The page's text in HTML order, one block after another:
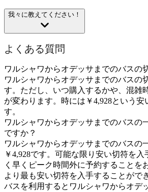
我々に教えてください！
よくある質問
ワルシャワからオデッサまでのバスの
ワルシャワからオデッサまでのバスの
す。ただし、いつ購入するかや、混雑
が変わります。時には￥4,928という安
す。
ワルシャワからオデッサまでのバスの
ですか？
ワルシャワからオデッサまでのバスの
￥4,928です。可能な限り安い切符を
く早くピーク時間外に予約することを
より最も安い切符を入手することがで
バスを利用するとワルシャワからオデ